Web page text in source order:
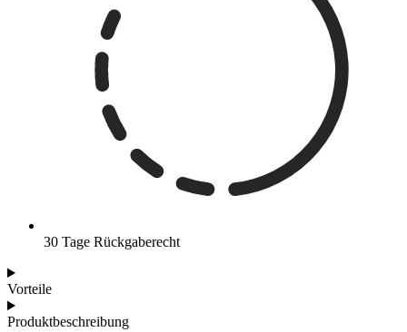
30 Tage Rückgaberecht
Vorteile
Produktbeschreibung